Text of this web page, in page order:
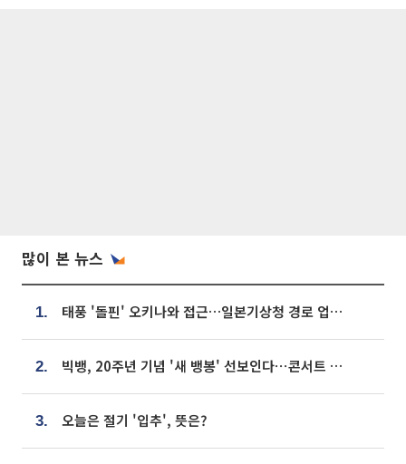
많이 본 뉴스
1. 태풍 '돌핀' 오키나와 접근…일본기상청 경로 업데이트
2. 빅뱅, 20주년 기념 '새 뱅봉' 선보인다⋯콘서트 앞두고 팝업 개최
3. 오늘은 절기 '입추', 뜻은?